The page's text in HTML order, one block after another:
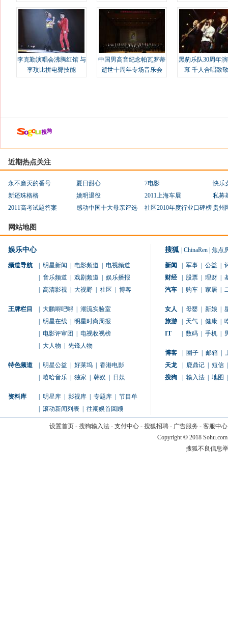
李克勤演唱会沸腾红馆 与
李玟比拼电臀技能
中国男高音纪念帕瓦罗蒂
逝世十周年专场音乐会
黑豹乐队30周年
幕 千人合唱致
近期热点关注
永不磨灭的番号 夏日甜心 7电影
快乐
新还珠格格
姚明退役 2011上海车展
私募
2011高考试题答案
感动中国十大母亲评选 社区2010年度行业口碑榜贵州
网站地图
娱乐中心
频道导航 明星新闻 电影频道
电视频道
音乐频道 戏剧频道
娱乐播报
高清影视 大视野 社区 博客
王牌栏目 大鹏嘚吧嘚
潮流实验室
明星在线
明星时尚周报
电影评审团
电视收视榜
大人物 先锋人物
特色频道 明星公益 好莱坞
香港电影
嘻哈音乐 独家 韩娱 日娱
资料库 明星库 影视库 专题库
节目单
滚动新闻列表 往期娱首回顾
搜狐 ChinaRen 焦点
新闻 军事 公益
财经
股票 理财
汽车
购车 家居
女人 母婴 新娘
旅游
天气 健康
IT
数码 手机
博客 圈子 邮箱
天龙
鹿鼎记 短信
搜狗
输入法 地图
设置首页- 搜狗输入法- 支付中心- 搜狐招聘- 广告服务 - 客服中心
Copyright © 2018
搜狐不良信息